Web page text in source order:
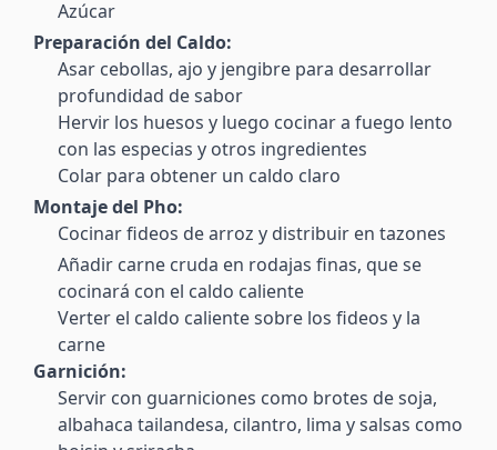
Azúcar
Preparación del Caldo:
Asar cebollas, ajo y jengibre para desarrollar
profundidad de sabor
Hervir los huesos y luego cocinar a fuego lento
con las especias y otros ingredientes
Colar para obtener un caldo claro
Montaje del Pho:
Cocinar fideos de arroz y distribuir en tazones
Añadir carne cruda en rodajas finas, que se
cocinará con el caldo caliente
Verter el caldo caliente sobre los fideos y la
carne
Garnición:
Servir con guarniciones como brotes de soja,
albahaca tailandesa, cilantro, lima y salsas como